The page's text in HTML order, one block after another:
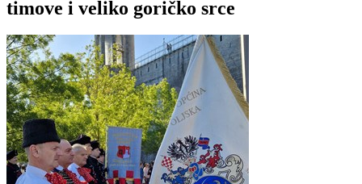
timove i veliko goričko srce